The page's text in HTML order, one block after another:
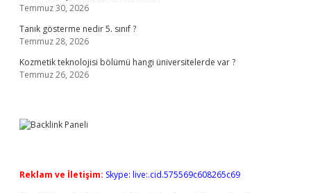
Temmuz 30, 2026
Tanık gösterme nedir 5. sınıf ?
Temmuz 28, 2026
Kozmetik teknolojisi bölümü hangi üniversitelerde var ?
Temmuz 26, 2026
Reklam ve İletişim: Skype: live:.cid.575569c608265c69